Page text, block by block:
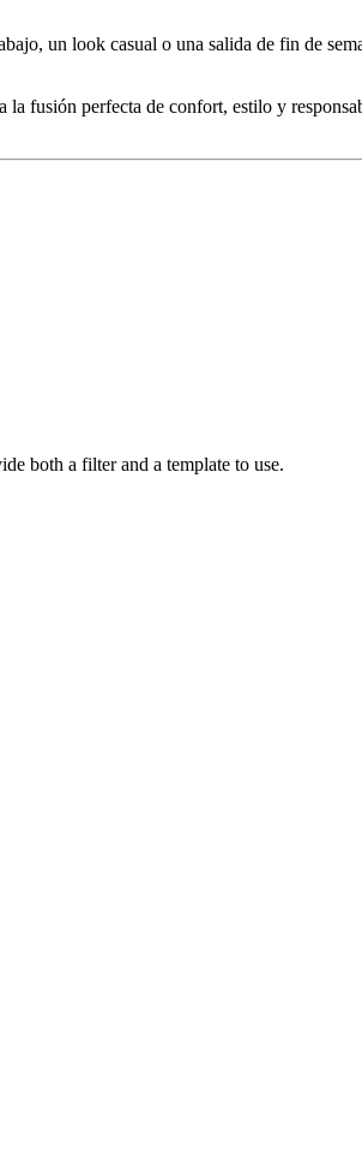
un look casual o una salida de fin de
la fusión perfecta de confort, estilo y
both a filter and a template to use.